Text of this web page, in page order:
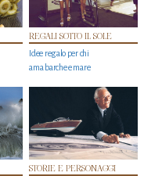
REGALI SOTTO IL SOLE
Idee regalo per chi
ama barche e mare
STORIE E PERSONAGGI